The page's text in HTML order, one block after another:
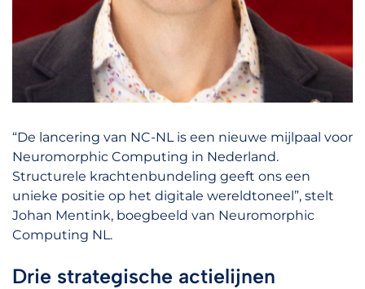
“De lancering van NC-NL is een nieuwe mijlpaal voor
Neuromorphic Computing in Nederland.
Structurele krachtenbundeling geeft ons een
unieke positie op het digitale wereldtoneel”, stelt
Johan Mentink, boegbeeld van Neuromorphic
Computing NL.
Drie strategische actielijnen